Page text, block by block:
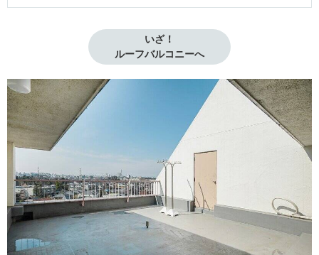
いざ！
ルーフバルコニーへ